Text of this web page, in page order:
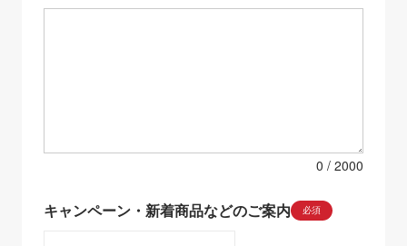
0
キャンペーン・新着商品などのご案内 必須